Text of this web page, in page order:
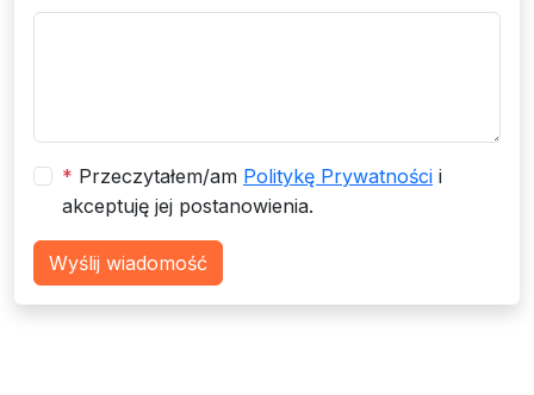
* Przeczytałem/am Politykę Prywatności i
akceptuję jej postanowienia.
Wyślij wiadomość